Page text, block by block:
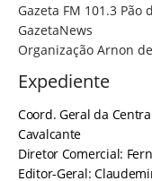
Gazeta FM 101.3 Pão
GazetaNews
Organização Arnon
Expediente
Coord. Geral da
Cavalcante
Diretor Comercial:
Editor-Geral: